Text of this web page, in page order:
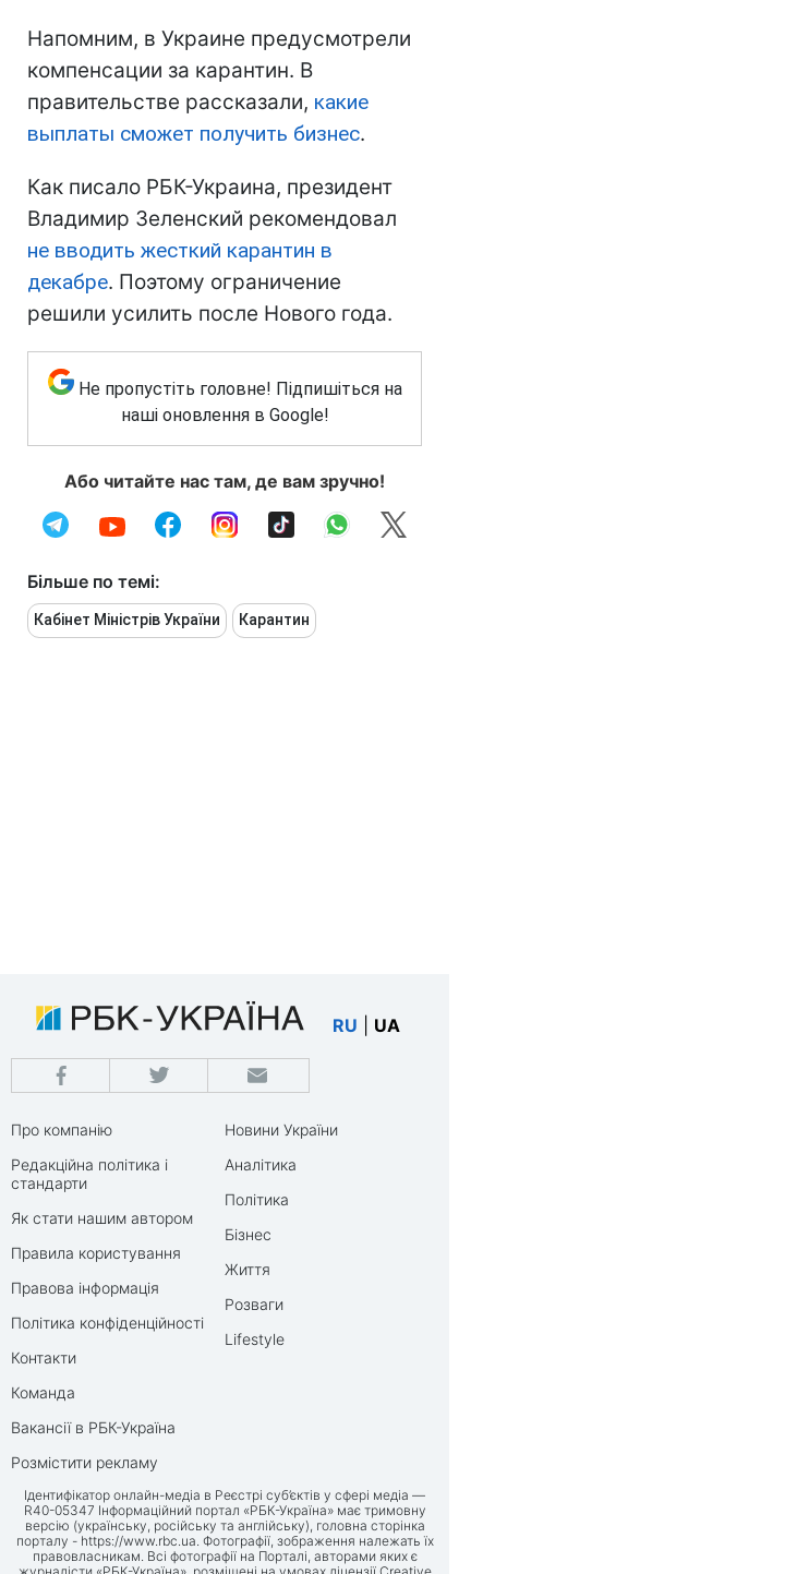
Напомним, в Украине предусмотрели
компенсации за карантин. В
правительстве рассказали, какие
выплаты сможет получить бизнес.
Как писало РБК-Украина, президент
Владимир Зеленский рекомендовал
не вводить жесткий карантин в
декабре. Поэтому ограничение
решили усилить после Нового года.
Не пропустіть головне! Підпишіться на
наші оновлення в Google!
Або читайте нас там, де вам зручно!
Більше по темі:
Кабінет Міністрів України Карантин
RU UA
Про компанію
Редакційна політика і
стандарти
Як стати нашим автором
Правила користування
Правова інформація
Політика конфіденційності
Контакти
Команда
Вакансії в РБК-Україна
Розмістити рекламу
Новини України
Аналітика
Політика
Бізнес
Життя
Розваги
Lifestyle
Ідентифікатор онлайн-медіа в Реєстрі суб’єктів у сфері медіа —
R40-05347 Інформаційний портал «РБК-Україна» має тримовну
версію (українську, російську та англійську), головна сторінка
порталу - https://www.rbc.ua. Фотографії, зображення належать їх
правовласникам. Всі фотографії на Порталі, авторами яких є